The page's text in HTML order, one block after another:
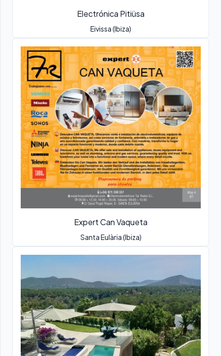
Electrónica Pitiüsa
Eivissa (Ibiza)
Expert Can Vaqueta
Santa Eulària (Ibiza)